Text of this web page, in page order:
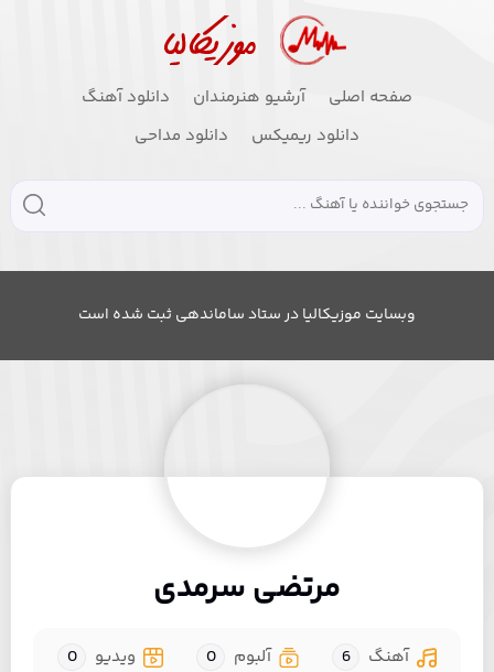
صفحه اصلی آرشیو هنرمندان
دانلود آهنگ
دانلود ریمیکس
دانلود مداحی
وبسایت موزیکالیا در ستاد ساماندهی ثبت شده است
مرتضی سرمدی
آهنگ 6 آلبوم 0 ویدیو 0